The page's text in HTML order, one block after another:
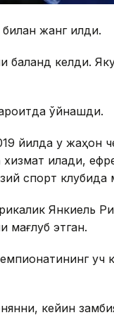
жанг қилди.
баланд келди.
ўйнашди.
йилда у жаҳон
қилади,
спорт клубида
Янкиель
мағлуб этган.
уч
кейин